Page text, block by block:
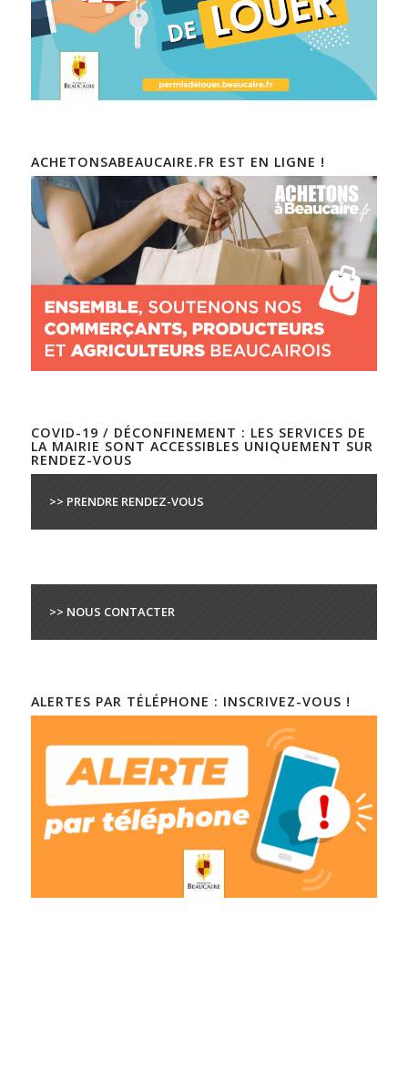
ACHETONSABEAUCAIRE.FR EST EN LIGNE !
COVID-19 / DÉCONFINEMENT : LES SERVICES DE
LA MAIRIE SONT ACCESSIBLES UNIQUEMENT SUR
RENDEZ-VOUS
>> PRENDRE RENDEZ-VOUS
>> NOUS CONTACTER
ALERTES PAR TÉLÉPHONE : INSCRIVEZ-VOUS !